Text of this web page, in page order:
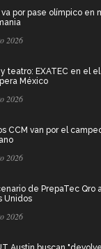
va por pase olímpico en
2026
y teatro: EXATEC en el
México
2026
CCM van por el
2026
de PrepaTec Qro
Unidos
2026